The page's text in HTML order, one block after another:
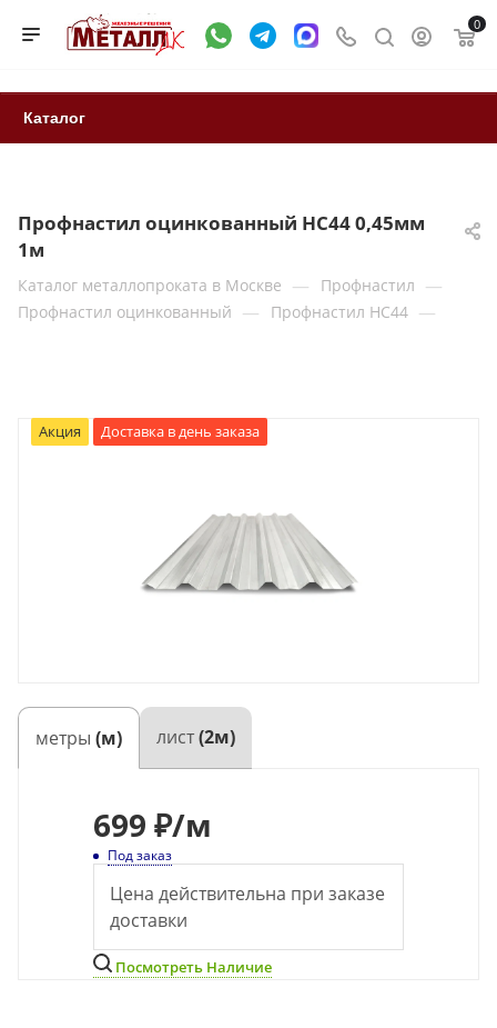
0
Каталог
Профнастил оцинкованный НС44 0,45мм
1м
Каталог металлопроката в Москве — Профнастил —
Профнастил оцинкованный — Профнастил НС44 —
Акция Доставка в день заказа
метры (м) лист(2м)
699 ₽/м
Под заказ
Цена действительна при заказе
доставки
Посмотреть Наличие